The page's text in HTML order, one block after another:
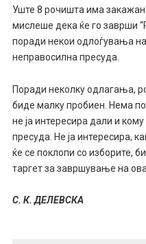
Уште 8 рочишта има
мислеше дека ќе го заврши
поради некои одлоѓувања
неправосилна пресуда.
Поради неколку одлагања,
биде малку пробиен. Нема
не ја интересира дали и
пресуда. Не ја интересира,
ќе се поклопи со изборите,
таргет за завршување на
С. К. ДЕЛЕВСКА